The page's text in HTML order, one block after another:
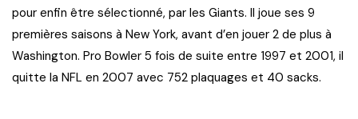
pour enfin être sélectionné, par les Giants. Il joue ses 9
premières saisons à New York, avant d’en jouer 2 de plus à
Washington. Pro Bowler 5 fois de suite entre 1997 et 2001, il
quitte la NFL en 2007 avec 752 plaquages et 40 sacks.